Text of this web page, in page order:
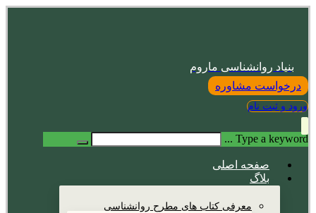
بنیاد روانشناسی ماروم
درخواست مشاوره
ورود و ثبت نام
Type a keyword ...
صفحه اصلی
بلاگ
معرفی کتاب های مطرح روانشناسی